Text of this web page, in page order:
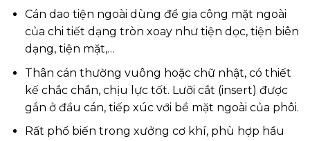
Cán dao tiện ngoài dùng để gia công mặt ngoài
của chi tiết dạng tròn xoay như tiện dọc, tiện biên
dạng, tiện mặt,…
Thân cán thường vuông hoặc chữ nhật, có thiết
kế chắc chắn, chịu lực tốt. Lưỡi cắt (insert) được
gắn ở đầu cán, tiếp xúc với bề mặt ngoài của phôi.
Rất phổ biến trong xưởng cơ khí, phù hợp hầu